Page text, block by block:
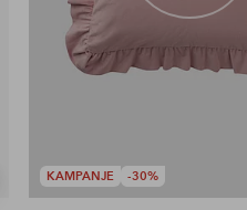
KAMPANJE -30%